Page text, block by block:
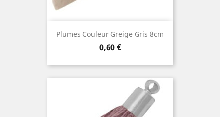
Plumes Couleur Greige Gris 8cm
Prix
0,60 €